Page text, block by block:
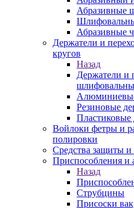
Абразивные
Абразивные
Держатели и
кругов
Назад
Держатели и
Резиновые
Пластиковые
Войлоки фетры и
полировки
Средства защиты
Приспособления и
Назад
Струбцины
Присоски